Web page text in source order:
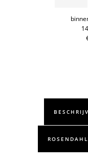
aantal
ROSENDAHL